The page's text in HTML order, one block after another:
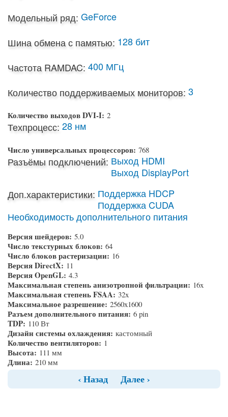
Модельный ряд: GeForce
Шина обмена с памятью: 128 бит
Частота RAMDAC: 400 МГц
Количество поддерживаемых мониторов: 3
Количество выходов DVI-I: 2
Техпроцесс: 28 нм
Число универсальных процессоров: 768
Разъёмы подключений: Выход HDMI
Выход DisplayPort
Доп.характеристики: Поддержка HDCP
Поддержка CUDA
Необходимость дополнительного питания
Версия шейдеров: 5.0
Число текстурных блоков: 64
Число блоков растеризации: 16
Версия DirectX: 11
Версия OpenGL: 4.3
Максимальная степень анизотропной фильтрации: 16x
Максимальная степень FSAA: 32x
Максимальное разрешение: 2560x1600
Разъем дополнительного питания: 6 pin
TDP: 110 Вт
Дизайн системы охлаждения: кастомный
Количество вентиляторов: 1
Высота: 111 мм
Длина: 210 мм
‹ Назад Далее ›